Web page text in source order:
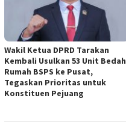
Wakil Ketua DPRD Tarakan
Kembali Usulkan 53 Unit Bedah
Rumah BSPS ke Pusat,
Tegaskan Prioritas untuk
Konstituen Pejuang